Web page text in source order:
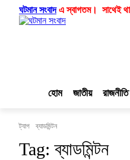
ঘটমান সংবাদএ স্বাগতম। সাথেই
হোম জাতীয় রাজনীতি
ট্যাগ ব্যাডমিন্টন
Tag:ব্যাডমিন্টন